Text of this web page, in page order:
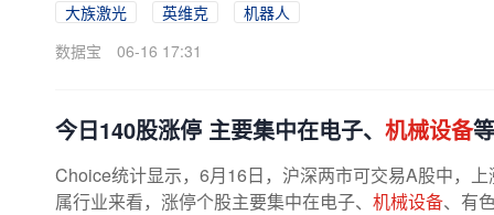
大族激光 英维克
机器人
数据宝
06-16 17:31
今日140股涨停 主要集中在电子、 机械设备
Choice统计显示，6月16日，沪深两市可交易A股中，
属行业来看，涨停个股主要集中在电子、 机械设备、有